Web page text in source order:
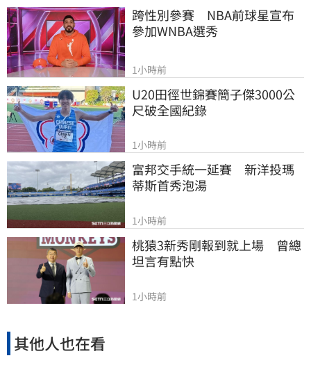
跨性別參賽　NBA前球星宣布
參加WNBA選秀
1小時前
U20田徑世錦賽簡子傑3000公
尺破全國紀錄
1小時前
富邦交手統一延賽　新洋投瑪
蒂斯首秀泡湯
1小時前
桃猿3新秀剛報到就上場　曾總
坦言有點快
1小時前
其他人也在看